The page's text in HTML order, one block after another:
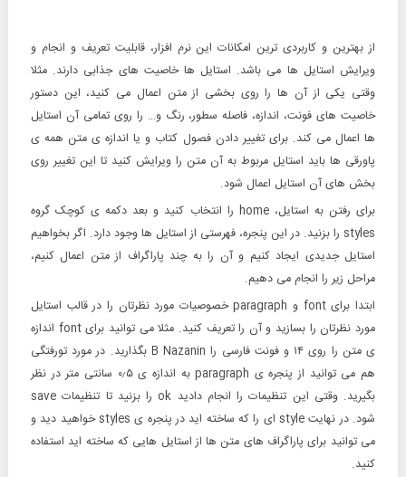
از بهترین و کاربردی ترین امکانات این نرم افزار، قابلیت تعریف و انجام و
ویرایش استایل ها می باشد. استایل ها خاصیت های جذابی دارند. مثلا
وقتی یکی از آن ها را روی بخشی از متن اعمال می کنید، این دستور
خاصیت های فونت، اندازه، فاصله سطور، رنگ و… را روی تمامی آن استایل
ها اعمال می کند. برای تغییر دادن فصول کتاب و یا اندازه ی متن همه ی
پاورقی ها باید استایل مربوط به آن متن را ویرایش کنید تا این تغییر روی
بخش های آن استایل اعمال شود.
برای رفتن به استایل، home را انتخاب کنید و بعد دکمه ی کوچک گروه
styles را بزنید. در این پنجره، فهرستی از استایل ها وجود دارد. اگر بخواهیم
استایل جدیدی ایجاد کنیم و آن را به چند پاراگراف از متن اعمال کنیم،
مراحل زیر را انجام می دهیم.
ابتدا برای font و paragraph خصوصیات مورد نظرتان را در قالب استایل
مورد نظرتان را بسازید و آن را تعریف کنید. مثلا می توانید برای font اندازه
ی متن را روی ۱۴ و فونت فارسی را B Nazanin بگذارید. در مورد تورفتگی
هم می توانید از پنجره ی paragraph به اندازه ی ۰٫۵ سانتی متر در نظر
بگیرید. وقتی این تنظیمات را انجام دادید ok را بزنید تا تنظیمات save
شود. در نهایت style ای را که ساخته اید در پنجره ی styles خواهید دید و
می توانید برای پاراگراف های متن ها از استایل هایی که ساخته اید استفاده
کنید.